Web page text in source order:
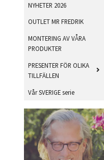
NYHETER 2026
OUTLET MR FREDRIK
MONTERING AV VÅRA
PRODUKTER
PRESENTER FÖR OLIKA
TILLFÄLLEN
Vår SVERIGE serie